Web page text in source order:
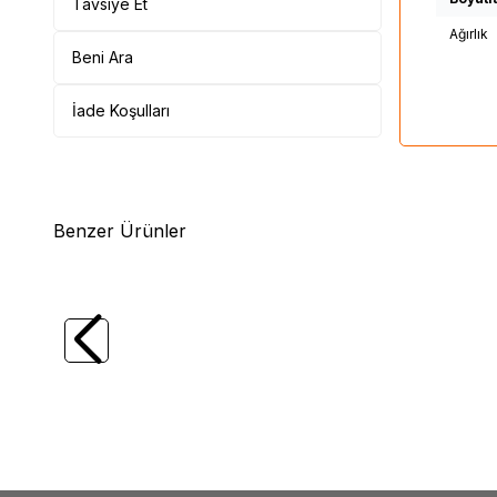
Tavsiye Et
Beni Ara
İade Koşulları
Ağırlık
Benzer Ürünler
XEROX
Muadil Toner (013R00625)